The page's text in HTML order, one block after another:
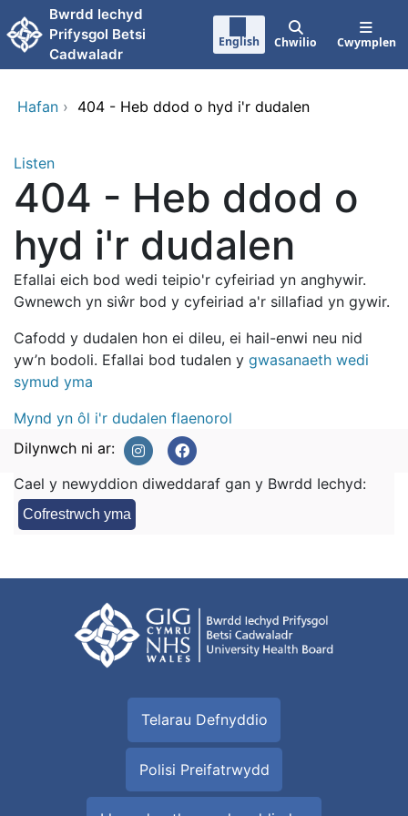
Neidio i'r prif gynnwy
Bwrdd Iechyd
Prifysgol Betsi
Cadwaladr
English Chwilio Cwymplen
Hafan › 404 - Heb ddod o hyd i'r dudalen
Listen
404 - Heb ddod o
hyd i'r dudalen
Efallai eich bod wedi teipio'r cyfeiriad yn anghywir.
Gwnewch yn siŵr bod y cyfeiriad a'r sillafiad yn gywir.
Cafodd y dudalen hon ei dileu, ei hail-enwi neu nid
yw’n bodoli. Efallai bod tudalen y gwasanaeth wedi
symud yma
Mynd yn ôl i'r dudalen flaenorol
Dilynwch ni ar:
Cael y newyddion diweddaraf gan y Bwrdd Iechyd:
Cofrestrwch yma
Telarau Defnyddio
Polisi Preifatrwydd